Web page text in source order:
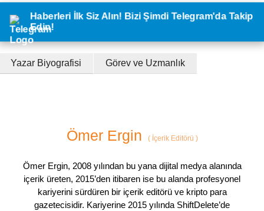
Haberleri İlk Siz Alın! Bizi Şimdi Telegram'da Takip
Edin!
Yazar Biyografisi Görev ve Uzmanlık
Ömer Ergin (İçerik Editörü )
Ömer Ergin, 2008 yılından bu yana dijital medya alanında
içerik üreten, 2015’den itibaren ise bu alanda profesyonel
kariyerini sürdüren bir içerik editörü ve kripto para
gazetecisidir. Kariyerine 2015 yılında ShiftDelete’de